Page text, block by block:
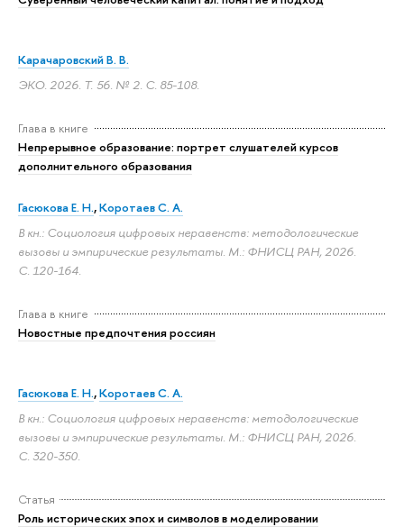
Карачаровский В. В.
ЭКО. 2026. Т. 56. № 2. С. 85-108.
Глава в книге
Непрерывное образование: портрет слушателей курсов
дополнительного образования
Гасюкова Е. Н.,Коротаев С. А.
В кн.: Социология цифровых неравенств: методологические
вызовы и эмпирические результаты. М.: ФНИСЦ РАН, 2026.
С. 120-164.
Глава в книге
Новостные предпочтения россиян
Гасюкова Е. Н.,Коротаев С. А.
В кн.: Социология цифровых неравенств: методологические
вызовы и эмпирические результаты. М.: ФНИСЦ РАН, 2026.
С. 320-350.
Статья
Роль исторических эпох и символов в моделировании